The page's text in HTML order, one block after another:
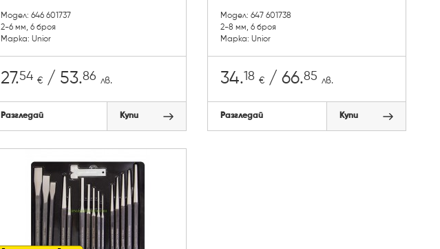
Модел: 646 601737
2-6 мм, 6 броя
Марка: Unior
27.54 €/ 53.86 лв.
Разгледай Купи
Модел: 647 601738
2-8 мм, 6 броя
Марка: Unior
34.18 € / 66.85 лв.
Разгледай Купи